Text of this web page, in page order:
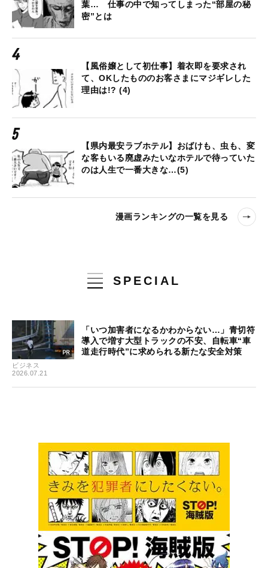
葉… 仕事の中で知ってしまった“部屋の秘
密”とは
【風俗嬢として初仕事】着衣即を要求され
て、OKしたもののお客さまにマジギレした
理由は!? (4)
【県内最安ラブホテル】おばけも、虫も、変
な客もいる廃虚みたいなホテルで待っていた
のは人生で一番大きな…(5)
漫画ランキングの一覧を見る
SPECIAL
ビジネス
2026.07.21
「いつ加害者になるかわからない…」青切符
導入で増す大型トラックの不安、自転車“車
道走行時代”に求められる新たな安全対策